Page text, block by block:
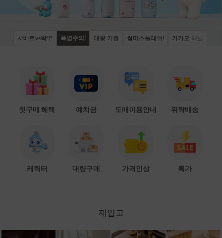
샤베트vs왁뿌 폭염주의! 대왕 키캡 썸머스플래쉬! 카카오 채널
첫구매 혜택 예치금 도매이용안내 위탁배송
캐릭터 대량구매 가격인상 특가
재입고